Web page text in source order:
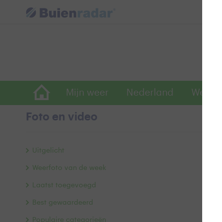
Mijn weer Nederland
Foto en video
Uitgelicht
Weerfoto van de week
Laatst toegevoegd
Best gewaardeerd
Populaire categorieën